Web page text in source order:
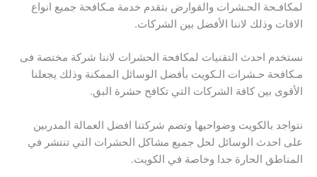
لمكافـحة الحـشرات والقوارض بتقدم خدمة مـكافحة جميع انواع
الافات وذلك لاننا الأفضل بين الشركات.
نستخدم احدث التقنيات لمكافحة الحشرات لاننا شركة مختصة فى
مـكافحة حـشرات الـكويت بأفضل الوسائل الممكنة وذلك يجعلنا
الأقوى بين كافة الشركات التي تكافح حشرة البق.
نتواجد بالكويت وضواحيها وتضم شركتنا افضل العمالة المدربين
على احدث الوسائل لحل جميع مشاكل الحشرات التي تنتشر في
المناطق الحارة جدا وخاصة في الكويت.